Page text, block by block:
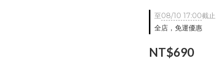
至08/10 17:00截止
全店，免運優惠
NT$690